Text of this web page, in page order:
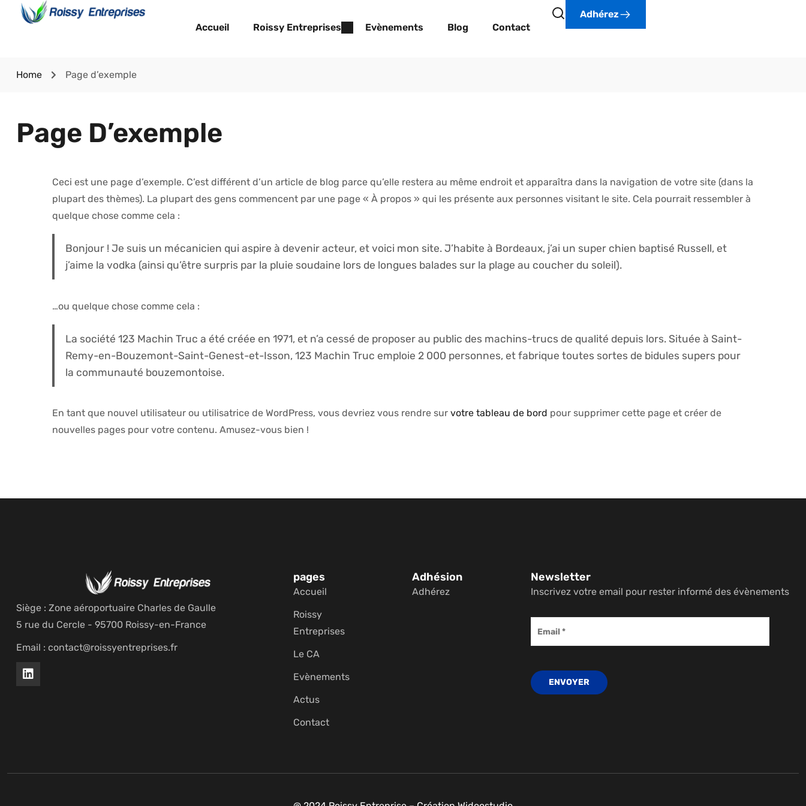
Accueil Roissy Entreprises Evènements Blog Contact
Adhérez
Home Page d’exemple
Page D’exemple
Ceci est une page d’exemple. C’est différent d’un article de blog parce qu’elle restera au même endroit et apparaîtra dans la navigation de votre site (dans la
plupart des thèmes). La plupart des gens commencent par une page « À propos » qui les présente aux personnes visitant le site. Cela pourrait ressembler à
quelque chose comme cela :
Bonjour ! Je suis un mécanicien qui aspire à devenir acteur, et voici mon site. J’habite à Bordeaux, j’ai un super chien baptisé Russell, et
j’aime la vodka (ainsi qu’être surpris par la pluie soudaine lors de longues balades sur la plage au coucher du soleil).
…ou quelque chose comme cela :
La société 123 Machin Truc a été créée en 1971, et n’a cessé de proposer au public des machins-trucs de qualité depuis lors. Située à Saint-
Remy-en-Bouzemont-Saint-Genest-et-Isson, 123 Machin Truc emploie 2 000 personnes, et fabrique toutes sortes de bidules supers pour
la communauté bouzemontoise.
En tant que nouvel utilisateur ou utilisatrice de WordPress, vous devriez vous rendre sur votre tableau de bord pour supprimer cette page et créer de
nouvelles pages pour votre contenu. Amusez-vous bien !
Siège : Zone aéroportuaire Charles de Gaulle
5 rue du Cercle - 95700 Roissy-en-France
Email : contact@roissyentreprises.fr
pages
Accueil
Roissy
Entreprises
Le CA
Evènements
Actus
Contact
Adhésion
Adhérez
Newsletter
Inscrivez votre email pour rester informé des évènements